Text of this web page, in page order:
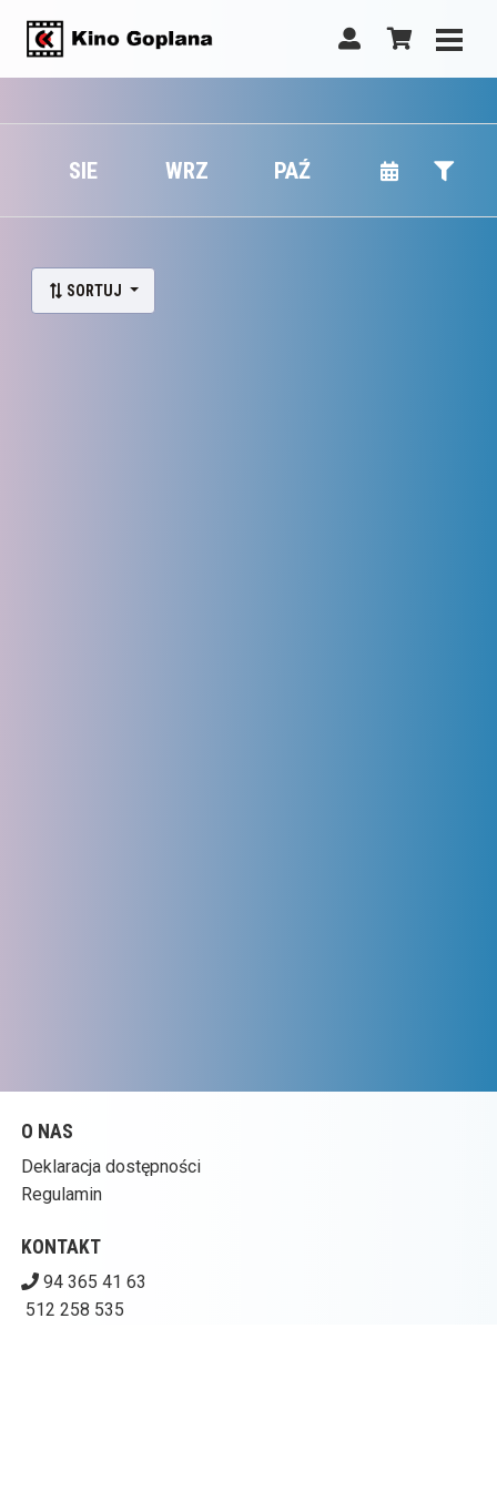
SIE WRZ PAŹ
SORTUJ
O NAS
Deklaracja dostępności
Regulamin
KONTAKT
94 365 41 63
512 258 535